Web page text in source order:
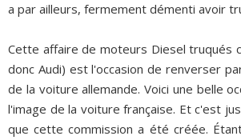
a par ailleurs, fermement démenti avoir
Cette affaire de moteurs Diesel truqués
donc Audi) est l'occasion de renverser
de la voiture allemande. Voici une belle
l'image de la voiture française. Et c'est
que cette commission a été créée.